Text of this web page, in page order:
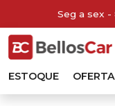
Seg a sex -
ESTOQUE